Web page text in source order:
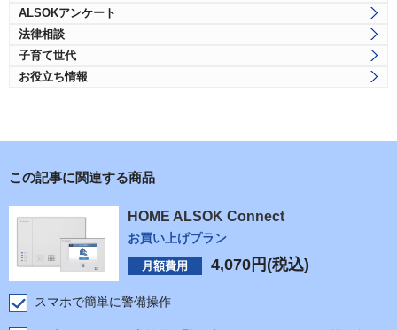
ALSOKアンケート
法律相談
子育て世代
お役立ち情報
この記事に関連する商品
HOME ALSOK Connect
お買い上げプラン
月額費用 4,070 円(税込)
スマホで簡単に警備操作